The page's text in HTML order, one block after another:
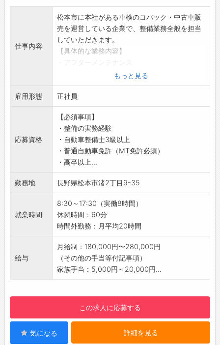
て、工場責任者から説明を受けていただきま
す。
・一緒に働く社員との顔合わせや工場内の見学
なども行い、スムーズに新しい職場・業務に馴
■技術研修（能力開発）
高めるための豊富なトレーニングコースが用意
されています。
・自分のレベルにあったコースを選択受講する
ことで、効率的にスキルや知識の向上を図るこ
とができ、メカニックとしての技量と知見を高
めていくことができます。
・各地域にトレーニングセンターがあり、それ
ぞれにトレーナーを配置する等、研修体制の強
化に力を入れています。
・トレーナーが各整備工場に出向いて一緒に整
備を行うOJTもあり、メカニックとトレーナー
の関係性は自然と近くなるので、気軽にトレー
ナーに質問できる環境です◎
関わっており、育成のノウハウをコース開発に
反映することで、毎年プログラムやコースの改
善を行っています。
だけでも47コースあり、充実しています！
【ワークライフバランスを推進◎】
・柔軟な職場環境づくりを目指しています！
・多様性の高い文化の中で、社会の物流を支
え、プライベートを大切にしながら働くことを
↓
18:00～20:00 退社（シフトによる）
【研修制度・ステップアップ】
・充実した社内研修制度あり！
・慣れていただくため、OJTの形で個別丁寧に
・車検のコバックのチェーン店としての研修も
ありますので、スキルアップを最大限バックア
ップします♪
・心温かい先輩たちが丁寧かつ優しく教えてく
れます♪
【職場の雰囲気・社風】
■意思疎通が図りやすい職場を目指していま
す！
・直接、先輩や上司に何でも話せる「1on1面
・「伝わる伝え方」の研修を実施！
■さまざまなスタッフが活躍！
・スタッフの年代別構成比率は、20代が
42％、30代が26％、40代が20％、50代が
12％。
・男女比率は6対4であり、年齢や男女問わず、
さまざまなスタッフの方が活躍しています♪
■社内イベントも充実！
・お花見やボーリング大会の他、経営方針発表
なりますが、10回以上開催される年もありま
す。
仕事内容
松本市に本社がある車検のコバック・中古車販
売を運営している企業で、整備業務全般を担当
していただきます。
【具体的な業務内容】
・定期点検 等
【ロイヤルで整備士として働く3つのメリット
◎】
1）オールメーカー取扱なので、様々な車種を整
備できる！
・ロイヤルオートサービスでは、車検のコバッ
ク・自社整備工場を長野県内で8店舗運営。年
間車検生産台数は20,000台。
・国産車・輸入車問わず整備に携われるので、
様々な知識や技術を習得できます。
す◎
・ロイヤルが創っているのは人です！「人材」
は「人財」と考えています。
・働く環境にフォーカスし、常に働きやすい環
境を目指しています。
3）2軸の人材育成
の知識や育成技術、店舗運営まで学ぶことがで
きます。
もっと見る
雇用形態 正社員
応募資格
【必須事項】
・整備の実務経験
・自動車整備士3級以上
・普通自動車免許（MT免許必須）
・高卒以上...
勤務地 長野県松本市渚2丁目9-35
就業時間
8:30～17:30（実働8時間）
休憩時間：60分
時間外勤務：月平均20時間
給与
月給制：180,000円〜280,000円
（その他の手当等付記事項）
家族手当：5,000円～20,000円...
この求人に応募する
気になる 詳細を見る